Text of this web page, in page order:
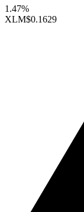
1.47%
XLM$0.1629